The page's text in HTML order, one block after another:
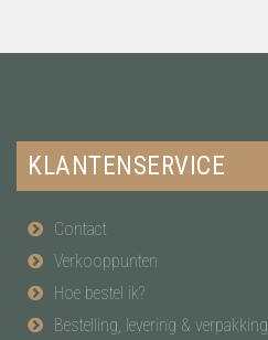
KLANTENSERVICE
Contact
Verkooppunten
Hoe bestel ik?
Bestelling, levering & verpakking